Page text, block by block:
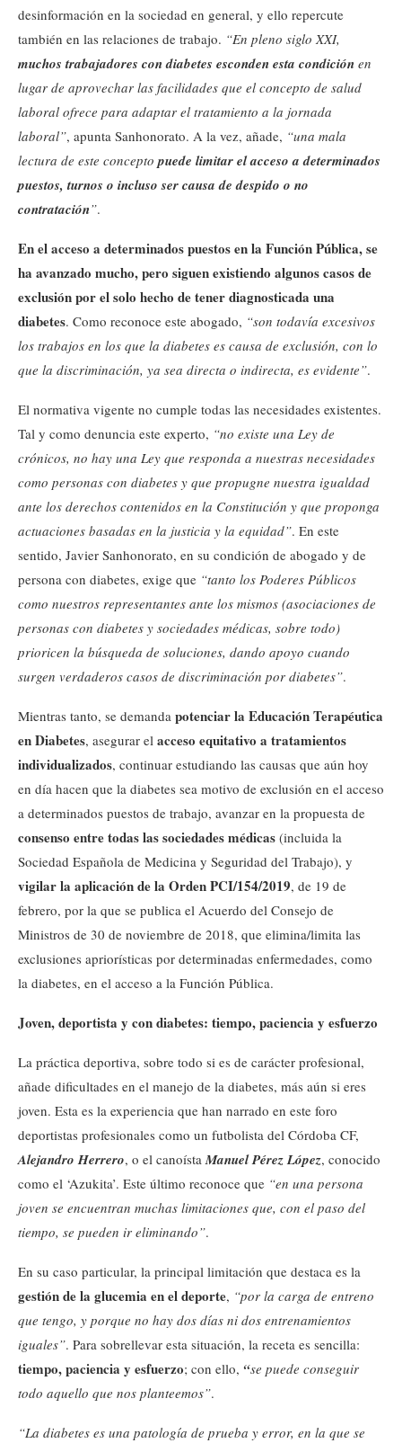
desinformación en la sociedad en general, y ello repercute
también en las relaciones de trabajo. “En pleno siglo XXI,
muchos trabajadores con diabetes esconden esta condición en
lugar de aprovechar las facilidades que el concepto de salud
laboral ofrece para adaptar el tratamiento a la jornada
laboral”, apunta Sanhonorato. A la vez, añade, “una mala
lectura de este concepto puede limitar el acceso a determinados
puestos, turnos o incluso ser causa de despido o no
contratación”.
En el acceso a determinados puestos en la Función Pública, se
ha avanzado mucho, pero siguen existiendo algunos casos de
exclusión por el solo hecho de tener diagnosticada una
diabetes. Como reconoce este abogado, “son todavía excesivos
los trabajos en los que la diabetes es causa de exclusión, con lo
que la discriminación, ya sea directa o indirecta, es evidente”.
El normativa vigente no cumple todas las necesidades existentes.
Tal y como denuncia este experto, “no existe una Ley de
crónicos, no hay una Ley que responda a nuestras necesidades
como personas con diabetes y que propugne nuestra igualdad
ante los derechos contenidos en la Constitución y que proponga
actuaciones basadas en la justicia y la equidad”. En este
sentido, Javier Sanhonorato, en su condición de abogado y de
persona con diabetes, exige que “tanto los Poderes Públicos
como nuestros representantes ante los mismos (asociaciones de
personas con diabetes y sociedades médicas, sobre todo)
prioricen la búsqueda de soluciones, dando apoyo cuando
surgen verdaderos casos de discriminación por diabetes”.
Mientras tanto, se demanda potenciar la Educación Terapéutica
en Diabetes, asegurar el acceso equitativo a tratamientos
individualizados, continuar estudiando las causas que aún hoy
en día hacen que la diabetes sea motivo de exclusión en el acceso
a determinados puestos de trabajo, avanzar en la propuesta de
consenso entre todas las sociedades médicas (incluida la
Sociedad Española de Medicina y Seguridad del Trabajo), y
vigilar la aplicación de la Orden PCI/154/2019, de 19 de
febrero, por la que se publica el Acuerdo del Consejo de
Ministros de 30 de noviembre de 2018, que elimina/limita las
exclusiones apriorísticas por determinadas enfermedades, como
la diabetes, en el acceso a la Función Pública.
Joven, deportista y con diabetes: tiempo, paciencia y esfuerzo
La práctica deportiva, sobre todo si es de carácter profesional,
añade dificultades en el manejo de la diabetes, más aún si eres
joven. Esta es la experiencia que han narrado en este foro
deportistas profesionales como un futbolista del Córdoba CF,
Alejandro Herrero, o el canoísta Manuel Pérez López, conocido
como el ‘Azukita’. Este último reconoce que “en una persona
joven se encuentran muchas limitaciones que, con el paso del
tiempo, se pueden ir eliminando”.
En su caso particular, la principal limitación que destaca es la
gestión de la glucemia en el deporte, “por la carga de entreno
que tengo, y porque no hay dos días ni dos entrenamientos
iguales”. Para sobrellevar esta situación, la receta es sencilla:
tiempo, paciencia y esfuerzo; con ello, “se puede conseguir
todo aquello que nos planteemos”.
“La diabetes es una patología de prueba y error, en la que se